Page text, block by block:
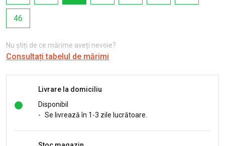
46
Nu știți de ce mărime aveți nevoie?
Consultați tabelul de mărimi
Livrare la domiciliu
Disponibil
- Se livrează în 1-3 zile lucrătoare.